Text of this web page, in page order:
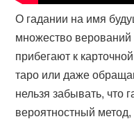
О гадании на имя
множество
прибегают к
таро или даже
нельзя забывать, что
вероятностный